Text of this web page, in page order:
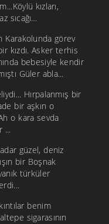
kızları,
sıcağı…
Karakolunda görev
kızdı. Asker terhis
bebesiyle kendir
Güler abla...
Hırpalanmış bir
bir aşkın o
o kara sevda
...
güzel, deniz
bir Boşnak
türküler
benim
sigarasının